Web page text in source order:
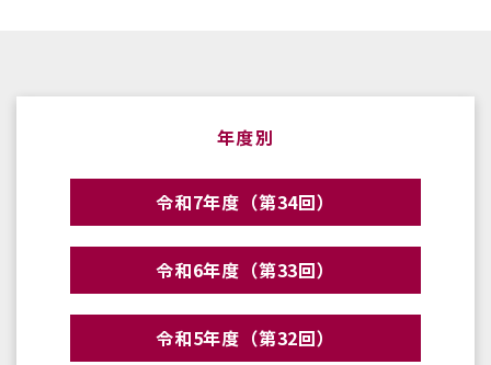
年度別
令和7年度（第34回）
令和6年度（第33回）
令和5年度（第32回）